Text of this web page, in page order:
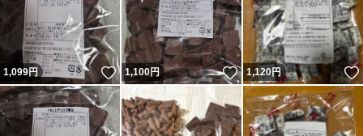
1,099円 いいね！
1,100円 いいね！
1,120円